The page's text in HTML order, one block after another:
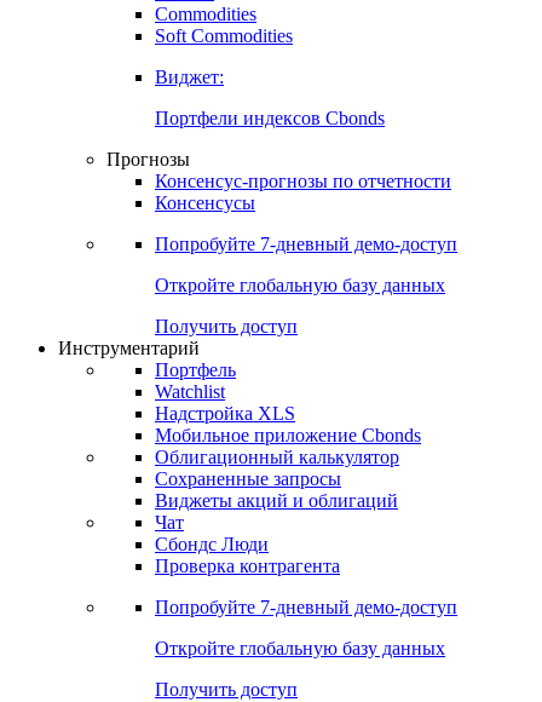
Commodities
Золото
Бензин
Soft Commodities
Виджет:
Портфели индексов Cbonds
Прогнозы
Консенсусы
Попробуйте7-дневный
Откройте глобальную базу данных
Получить доступ
Инструментарий
Портфель
Watchlist
Надстройка XLS
Мобильное приложение Cbonds
Облигационный калькулятор
Сохраненные запросы
Чат
Проверка контрагента
Попробуйте7-дневный